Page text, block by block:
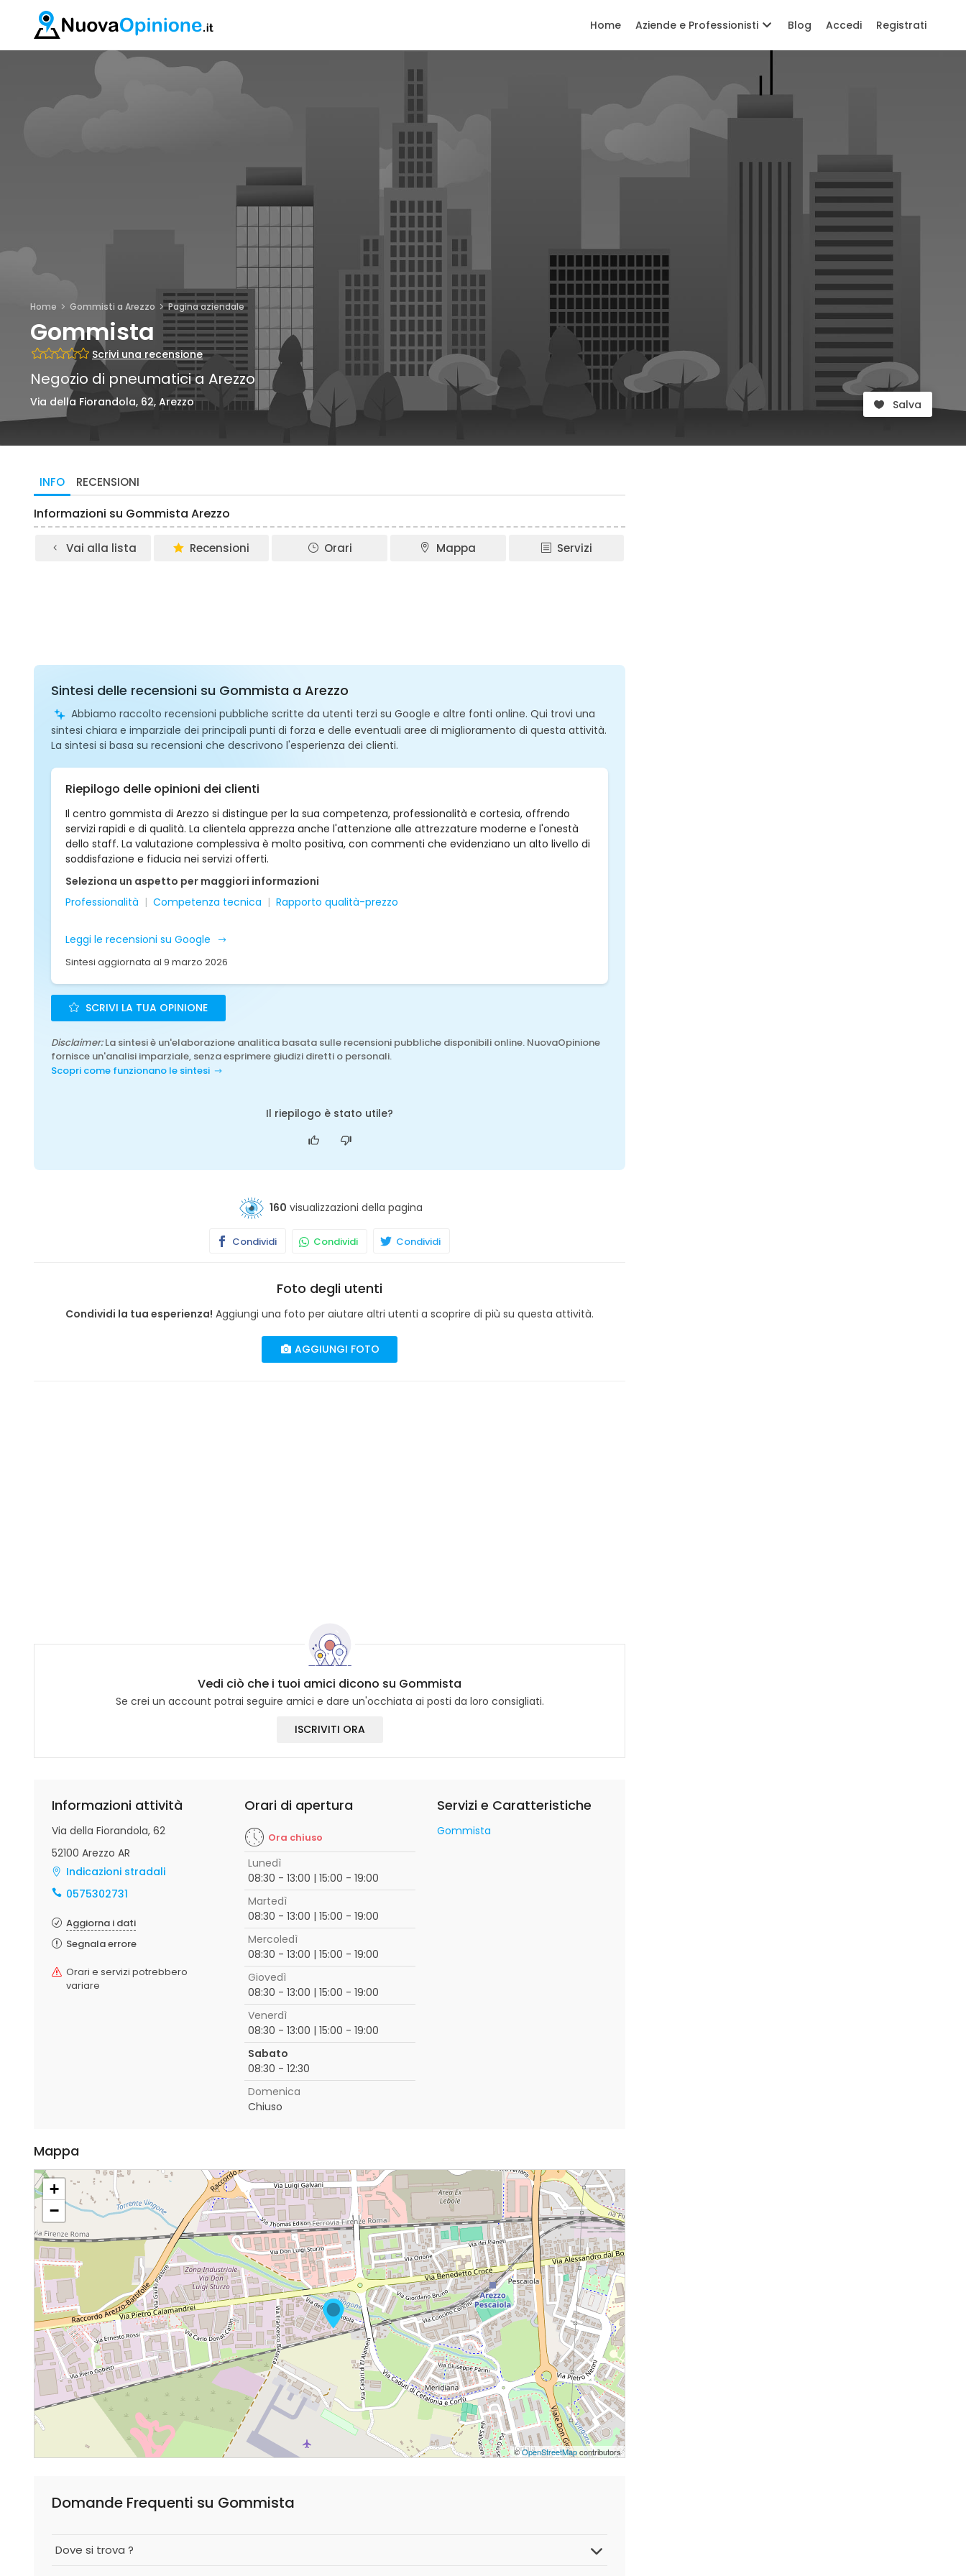
Home Aziende e Professionisti Blog Accedi Registrati
Home Gommisti a Arezzo Pagina aziendale
Gommista
Scrivi una recensione
Negozio di pneumatici a Arezzo
Via della Fiorandola, 62, Arezzo Salva
INFO RECENSIONI
Informazioni su Gommista Arezzo
Vai alla lista Recensioni Orari Mappa Servizi
Sintesi delle recensioni su Gommista a Arezzo
Abbiamo raccolto recensioni pubbliche scritte da utenti terzi su Google e altre fonti online. Qui trovi una
sintesi chiara e imparziale dei principali punti di forza e delle eventuali aree di miglioramento di questa attività.
La sintesi si basa su recensioni che descrivono l'esperienza dei clienti.
Riepilogo delle opinioni dei clienti
Il centro gommista di Arezzo si distingue per la sua competenza, professionalità e cortesia, offrendo
servizi rapidi e di qualità. La clientela apprezza anche l'attenzione alle attrezzature moderne e l'onestà
dello staff. La valutazione complessiva è molto positiva, con commenti che evidenziano un alto livello di
soddisfazione e fiducia nei servizi offerti.
Seleziona un aspetto per maggiori informazioni
Professionalità
Competenza tecnica Rapporto qualità-prezzo
Leggi le recensioni su Google
Sintesi aggiornata al 9 marzo 2026
SCRIVI LA TUA OPINIONE
Disclaimer:La sintesi è un'elaborazione analitica basata sulle recensioni pubbliche disponibili online. NuovaOpinione
fornisce un'analisi imparziale, senza esprimere giudizi diretti o personali.
Scopri come funzionano le sintesi
Il riepilogo è stato utile?
160 visualizzazioni della pagina
Condividi Condividi Condividi
Foto degli utenti
Condividi la tua esperienza! Aggiungi una foto per aiutare altri utenti a scoprire di più su questa attività.
AGGIUNGI FOTO
Vedi ciò che i tuoi amici dicono su Gommista
Se crei un account potrai seguire amici e dare un'occhiata ai posti da loro consigliati.
ISCRIVITI ORA
Informazioni attività
Via della Fiorandola, 62
52100 Arezzo AR
Indicazioni stradali
0575302731
Aggiorna i dati
Segnala errore
Orari e servizi potrebbero
variare
Orari di apertura
Ora chiuso
Lunedì
08:30 - 13:00 | 15:00 - 19:00
Martedì
08:30 - 13:00 | 15:00 - 19:00
Mercoledì
08:30 - 13:00 | 15:00 - 19:00
Giovedì
08:30 - 13:00 | 15:00 - 19:00
Venerdì
08:30 - 13:00 | 15:00 - 19:00
Sabato
08:30 - 12:30
Domenica
Chiuso
Servizi e Caratteristiche
Gommista
Mappa
+
−
©OpenStreetMapcontributors
Domande Frequenti su Gommista
Dove si trova ?